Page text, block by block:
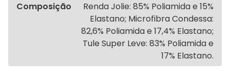
Composição
Renda Jolie: 85% Poliamida e 15%
Elastano; Microfibra Condessa:
82,6% Poliamida e 17,4% Elastano;
Tule Super Leve: 83% Poliamida e
17% Elastano.